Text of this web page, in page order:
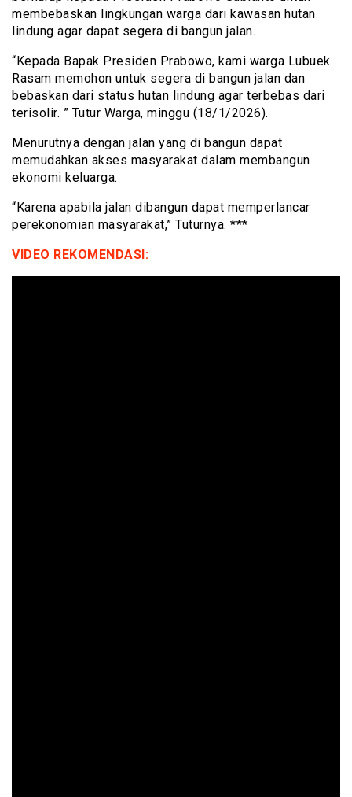
membebaskan lingkungan warga dari kawasan hutan
lindung agar dapat segera di bangun jalan.
“Kepada Bapak Presiden Prabowo, kami warga Lubuek
Rasam memohon untuk segera di bangun jalan dan
bebaskan dari status hutan lindung agar terbebas dari
terisolir. ” Tutur Warga, minggu (18/1/2026).
Menurutnya dengan jalan yang di bangun dapat
memudahkan akses masyarakat dalam membangun
ekonomi keluarga.
“Karena apabila jalan dibangun dapat memperlancar
perekonomian masyarakat,” Tuturnya. ***
VIDEO REKOMENDASI: